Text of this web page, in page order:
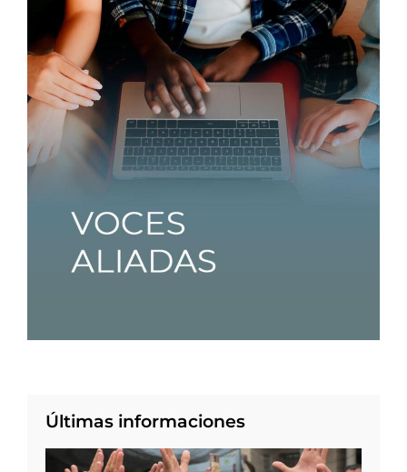
Últimas informaciones